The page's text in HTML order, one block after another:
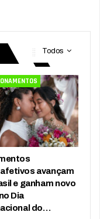
Todos
avançam
e ganham novo
Dia
do…